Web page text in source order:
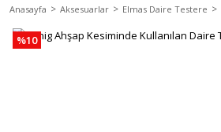
Anasayfa Aksesuarlar Elmas Daire Testere
%10